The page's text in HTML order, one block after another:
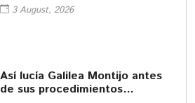
3 August, 2026
Así lucía Galilea Montijo antes
de sus procedimientos